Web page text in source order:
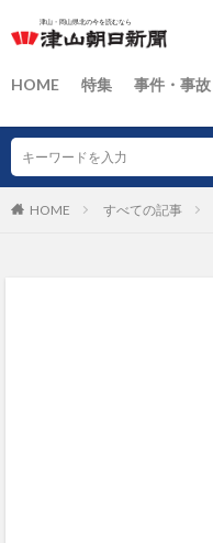
HOME 特集 事件・事故
HOME すべての記事